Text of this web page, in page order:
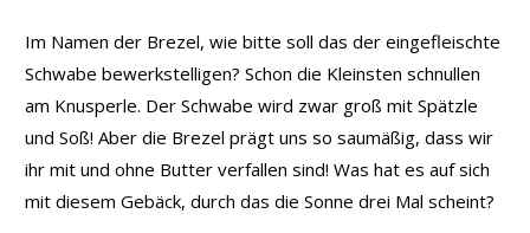
Im Namen der Brezel, wie bitte soll das der eingefleischte
Schwabe bewerkstelligen? Schon die Kleinsten schnullen
am Knusperle. Der Schwabe wird zwar groß mit Spätzle
und Soß! Aber die Brezel prägt uns so saumäßig, dass wir
ihr mit und ohne Butter verfallen sind! Was hat es auf sich
mit diesem Gebäck, durch das die Sonne drei Mal scheint?